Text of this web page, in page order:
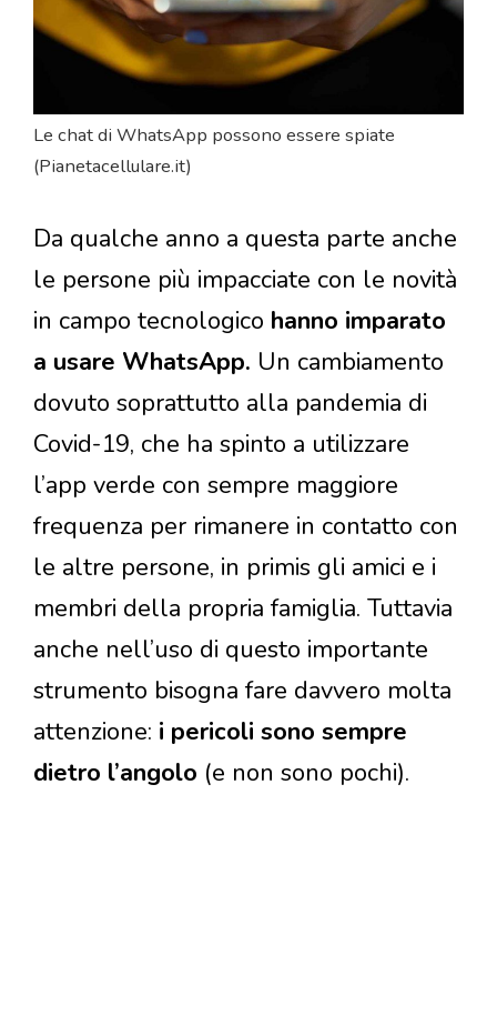
Le chat di WhatsApp possono essere spiate
(Pianetacellulare.it)
Da qualche anno a questa parte anche
le persone più impacciate con le novità
in campo tecnologico hanno imparato
a usare WhatsApp. Un cambiamento
dovuto soprattutto alla pandemia di
Covid-19, che ha spinto a utilizzare
l’app verde con sempre maggiore
frequenza per rimanere in contatto con
le altre persone, in primis gli amici e i
membri della propria famiglia. Tuttavia
anche nell’uso di questo importante
strumento bisogna fare davvero molta
attenzione: i pericoli sono sempre
dietro l’angolo (e non sono pochi).